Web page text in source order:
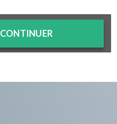
CONTINUER